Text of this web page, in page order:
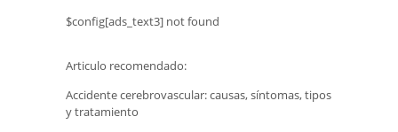
$config[ads_text3] not found
Articulo recomendado:
Accidente cerebrovascular: causas, síntomas, tipos
y tratamiento